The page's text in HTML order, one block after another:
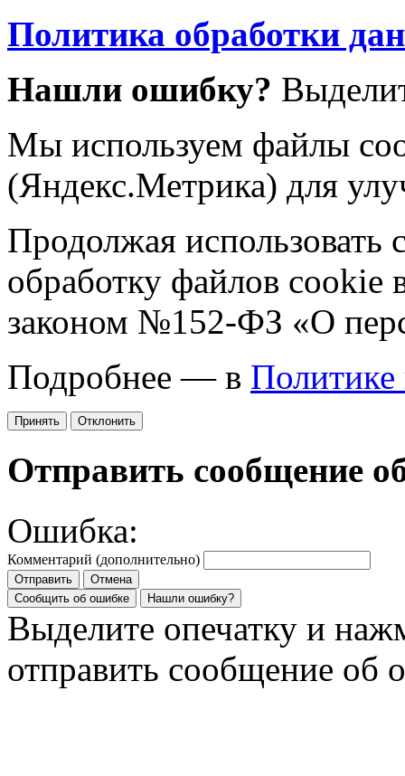
Политика обработки
Нашли ошибку?
Мы используем файлы
(Яндекс.Метрика) для
Продолжая использовать
обработку файлов cookie
законом №152-ФЗ «О
Подробнее — в Политике
Принять Отклонить
Отправить сообщение
Ошибка:
Комментарий (дополнительно)
Отправить
Отмена
Сообщить об ошибке
Нашли ошибку?
Выделите опечатку и
отправить сообщение об